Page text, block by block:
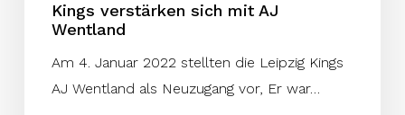
Kings verstärken sich mit AJ
Wentland
Am 4. Januar 2022 stellten die Leipzig Kings
AJ Wentland als Neuzugang vor, Er war…